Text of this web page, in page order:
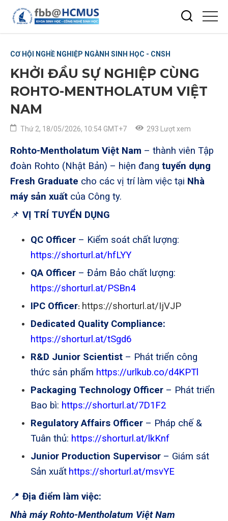
CƠ HỘI NGHỀ NGHIỆP NGÀNH SINH HỌC - CNSH
KHỞI ĐẦU SỰ NGHIỆP CÙNG
ROHTO-MENTHOLATUM VIỆT
NAM
Thứ 2, 18/05/2026, 10:54 GMT+7 293 Lượt xem
Rohto-Mentholatum Việt Nam – thành viên Tập
đoàn Rohto (Nhật Bản) – hiện đang tuyển dụng
Fresh Graduate cho các vị trí làm việc tại Nhà
máy sản xuất của Công ty.
📌 VỊ TRÍ TUYỂN DỤNG
QC Officer – Kiểm soát chất lượng:
https://shorturl.at/hfLYY
QA Officer – Đảm Bảo chất lượng:
https://shorturl.at/PSBn4
IPC Officer: https://shorturl.at/IjVJP
Dedicated Quality Compliance:
https://shorturl.at/tSgd6
R&D Junior Scientist – Phát triển công
thức sản phẩm https://urlkub.co/d4KPTl
Packaging Technology Officer – Phát triển
Bao bì: https://shorturl.at/7D1F2
Regulatory Affairs Officer – Pháp chế &
Tuân thủ: https://shorturl.at/lkKnf
Junior Production Supervisor – Giám sát
Sản xuất https://shorturl.at/msvYE
📍 Địa điểm làm việc:
Nhà máy Rohto-Mentholatum Việt Nam